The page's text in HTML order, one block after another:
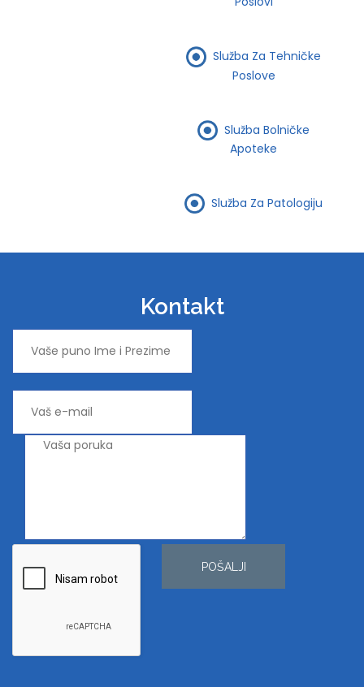
Služba Za Tehničke
Poslove
Služba Bolničke
Apoteke
Služba Za Patologiju
Kontakt
POŠALJI